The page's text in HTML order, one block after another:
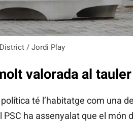
/ Jordi Play
valorada al
té l’habitatge com una
ha assenyalat que el món